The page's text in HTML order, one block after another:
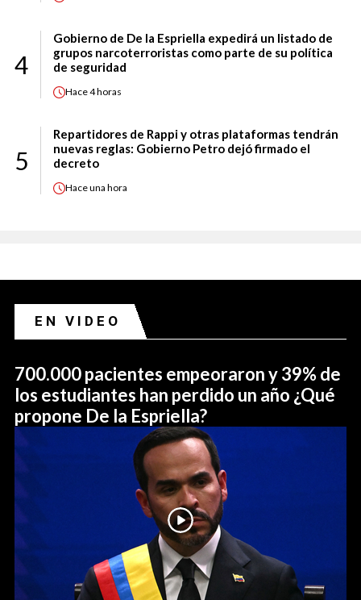
4
Gobierno de De la Espriella expedirá un listado de
grupos narcoterroristas como parte de su política
de seguridad
Hace4 horas
5
Repartidores de Rappi y otras plataformas tendrán
nuevas reglas: Gobierno Petro dejó firmado el
decreto
Haceuna hora
EN VIDEO
700.000 pacientes empeoraron y 39% de
los estudiantes han perdido un año ¿Qué
propone De la Espriella?